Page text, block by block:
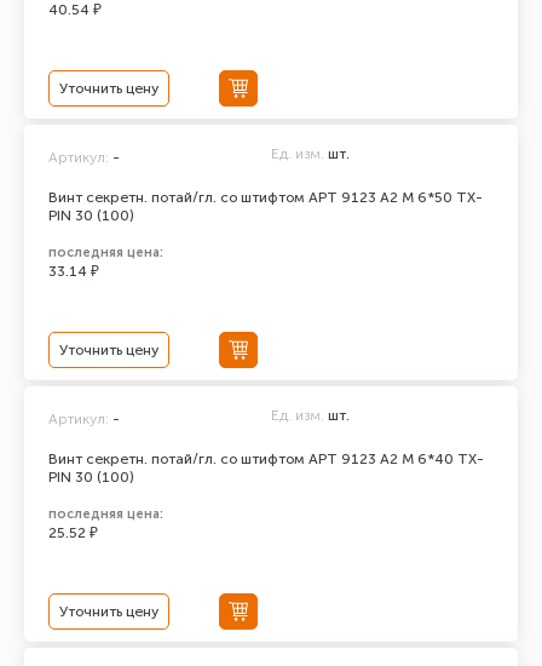
40.54 ₽
Уточнить цену
Винт секретн. потай/гл. со штифтом АРТ 9123 А2 M 6*50 TX-
PIN 30 (100)
Артикул: - Ед. изм. шт.
последняя цена:
33.14 ₽
Уточнить цену
Винт секретн. потай/гл. со штифтом АРТ 9123 А2 M 6*40 TX-
PIN 30 (100)
Артикул: - Ед. изм. шт.
последняя цена:
25.52 ₽
Уточнить цену